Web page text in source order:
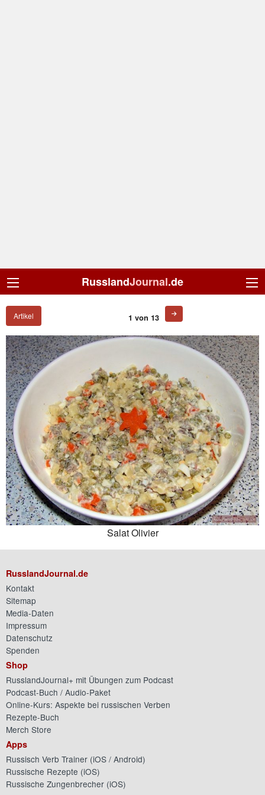
RusslandJournal.de
Artikel 1 von 13
Salat Olivier
RusslandJournal.de
Kontakt
Sitemap
Media-Daten
Impressum
Datenschutz
Spenden
Shop
RusslandJournal+ mit Übungen zum Podcast
Podcast-Buch / Audio-Paket
Online-Kurs: Aspekte bei russischen Verben
Rezepte-Buch
Merch Store
Apps
Russisch Verb Trainer (iOS / Android)
Russische Rezepte (iOS)
Russische Zungenbrecher (iOS)